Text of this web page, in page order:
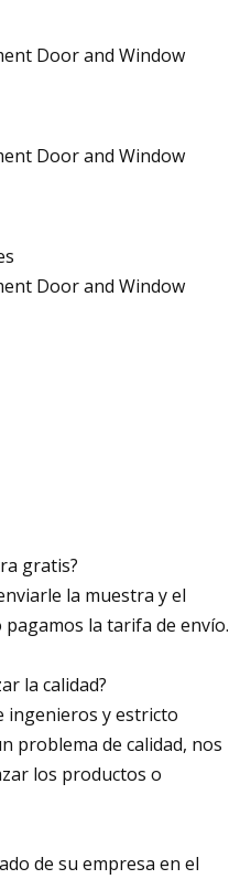
gratis?
la muestra y el
la tarifa de envío.
la calidad?
ingenieros y estricto
problema de calidad, nos
los productos o
de su empresa en el